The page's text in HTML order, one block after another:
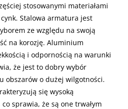
stosowanymi materiałami
Stalowa armatura jest
ze względu na swoją
na korozję. Aluminium
i odpornością na warunki
że jest to dobry wybór
obszarów o dużej wilgotności.
się wysoką
sprawia, że są one trwałym